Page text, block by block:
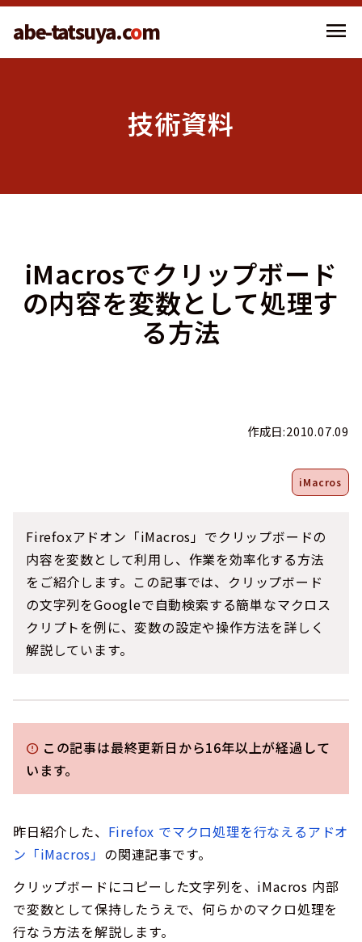
abe-tatsuya.com menu
技術資料
iMacrosでクリップボード
の内容を変数として処理す
る方法
作成日:2010.07.09
iMacros
Firefoxアドオン「iMacros」でクリップボードの
内容を変数として利用し、作業を効率化する方法
をご紹介します。この記事では、クリップボード
の文字列をGoogleで自動検索する簡単なマクロス
クリプトを例に、変数の設定や操作方法を詳しく
解説しています。
error この記事は最終更新日から16年以上が経過して
います。
昨日紹介した、 Firefox でマクロ処理を行なえるアドオ
ン「iMacros」 の関連記事です。
クリップボードにコピーした文字列を、iMacros 内部
で変数として保持したうえで、何らかのマクロ処理を
行なう方法を解説します。